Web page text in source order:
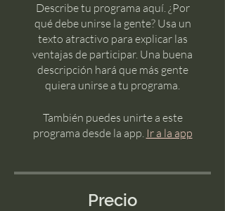
Describe tu programa aquí. ¿Por
qué debe unirse la gente? Usa un
texto atractivo para explicar las
ventajas de participar. Una buena
descripción hará que más gente
quiera unirse a tu programa.
También puedes unirte a este
programa desde la app. Ir a la app
Precio